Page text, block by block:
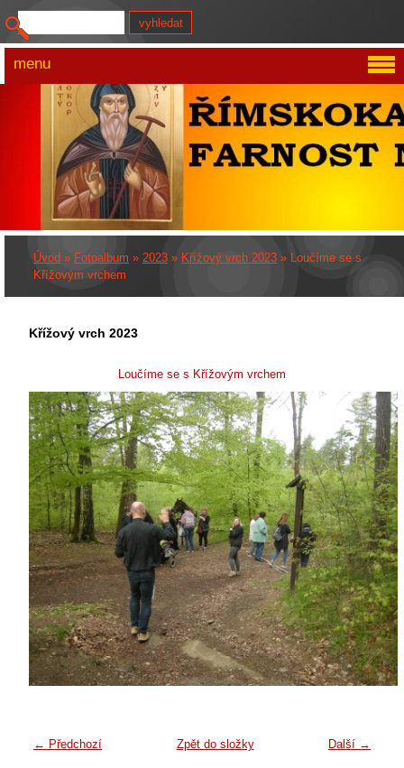
Úvod » Fotoalbum » 2023 » Křížový vrch 2023 » Loučíme se s
Křížovým vrchem
Křížový vrch 2023
Loučíme se s Křížovým vrchem
← Předchozí Další →
Zpět do složky
menu